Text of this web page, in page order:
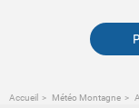
Accueil Météo Montagne